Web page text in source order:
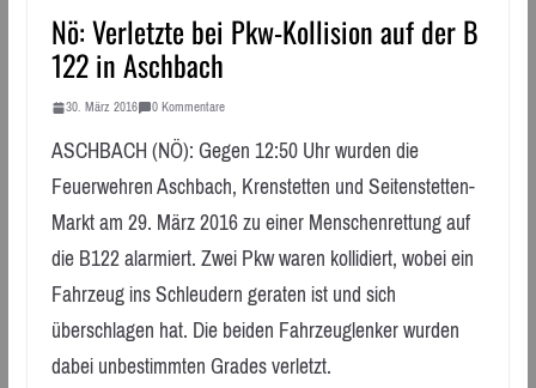
Nö: Verletzte bei Pkw-Kollision auf der B
122 in Aschbach
30. März 2016 0 Kommentare
ASCHBACH (NÖ): Gegen 12:50 Uhr wurden die
Feuerwehren Aschbach, Krenstetten und Seitenstetten-
Markt am 29. März 2016 zu einer Menschenrettung auf
die B122 alarmiert. Zwei Pkw waren kollidiert, wobei ein
Fahrzeug ins Schleudern geraten ist und sich
überschlagen hat. Die beiden Fahrzeuglenker wurden
dabei unbestimmten Grades verletzt.